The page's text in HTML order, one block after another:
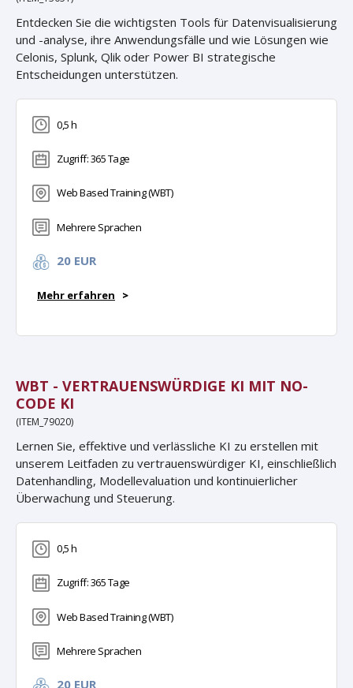
Entdecken Sie die wichtigsten Tools für Datenvisualisierung
und -analyse, ihre Anwendungsfälle und wie Lösungen wie
Celonis, Splunk, Qlik oder Power BI strategische
Entscheidungen unterstützen.
0,5 h
Zugriff: 365 Tage
Web Based Training (WBT)
Mehrere Sprachen
20 EUR
Mehr erfahren >
WBT - VERTRAUENSWÜRDIGE KI MIT NO-
CODE KI
(ITEM_79020)
Lernen Sie, effektive und verlässliche KI zu erstellen mit
unserem Leitfaden zu vertrauenswürdiger KI, einschließlich
Datenhandling, Modellevaluation und kontinuierlicher
Überwachung und Steuerung.
0,5 h
Zugriff: 365 Tage
Web Based Training (WBT)
Mehrere Sprachen
20 EUR